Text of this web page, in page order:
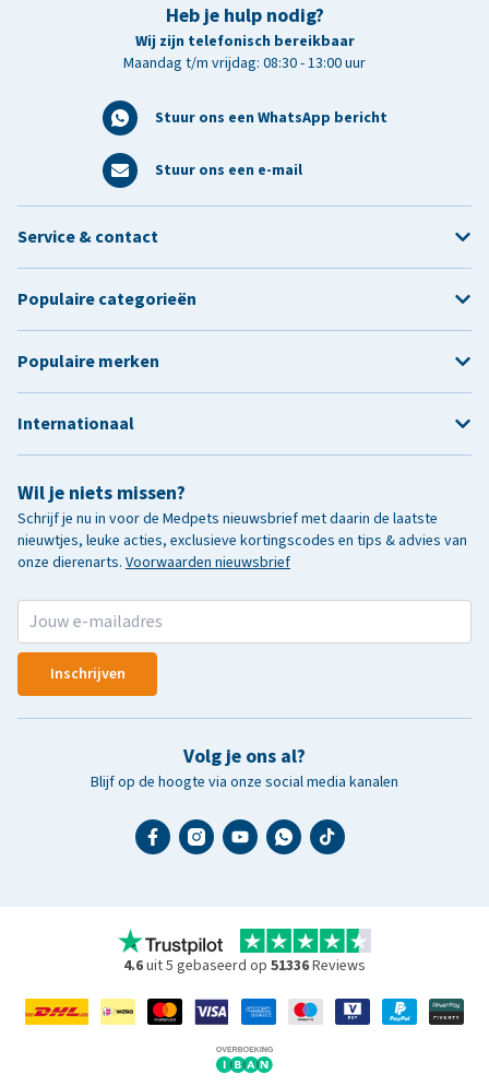
Heb je hulp nodig?
Wij zijn telefonisch bereikbaar
Maandag t/m vrijdag: 08:30 - 13:00 uur
Stuur ons een WhatsApp bericht
Stuur ons een e-mail
Wil je niets missen?
Schrijf je nu in voor de Medpets nieuwsbrief met daarin de laatste
nieuwtjes, leuke acties, exclusieve kortingscodes en tips & advies van
onze dierenarts. Voorwaarden nieuwsbrief
Inschrijven
Volg je ons al?
Blijf op de hoogte via onze social media kanalen
Service & contact
Populaire categorieën
Populaire merken
Internationaal
4.6uit 5 gebaseerd op 51336Reviews